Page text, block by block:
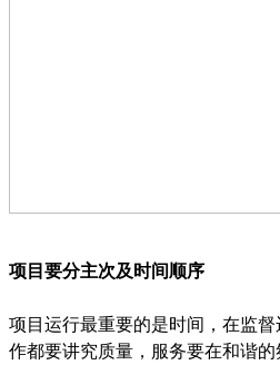
项目要分主次及时间顺序
项目运行最重要的是时间，在监
作都要讲究质量，服务要在和谐的